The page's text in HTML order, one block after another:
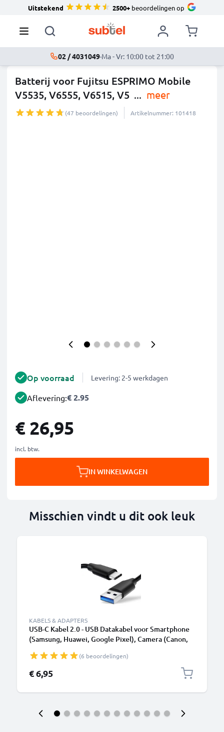
Uitstekend 2500+beoordelingen op
02 / 4031049·Ma - Vr: 10:00 tot 21:00
Batterij voor Fujitsu ESPRIMO Mobile
V5535, V6555, V6515, V5 ... meer
(47 beoordelingen) Artikelnummer: 101418
Op voorraad Levering: 2-5 werkdagen
Aflevering:€ 2.95
€ 26,95
incl. btw.
IN WINKELWAGEN
Misschien vindt u dit ook leuk
KABELS & ADAPTERS
USB-C Kabel 2.0 - USB Datakabel voor Smartphone
(Samsung, Huawei, Google Pixel), Camera (Canon,
Oplaadkabel USB C Stekker
(6 beoordelingen)
€ 6,95